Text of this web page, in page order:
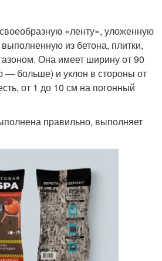
«ленту», уложенную
из бетона, плитки,
Она имеет ширину от 90
больше) и уклон в стороны от
от 1 до 10 см на погонный
правильно, выполняет